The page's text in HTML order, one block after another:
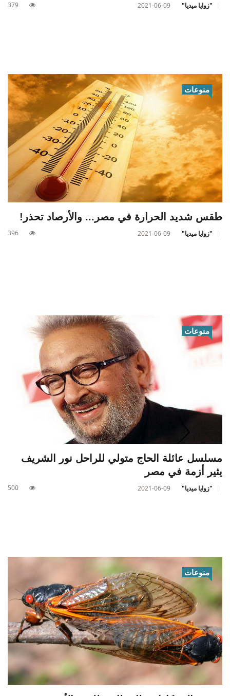
"زوايا ميديا" 2021-06-09
379
منوعات
طقس شديد الحرارة في مصر... والأرصاد تحذر!
"زوايا ميديا" 2021-06-09
396
منوعات
مسلسل عائلة الحاج متولي للراحل نور الشريف
يثير أزمة في مصر
"زوايا ميديا" 2021-06-09
500
منوعات